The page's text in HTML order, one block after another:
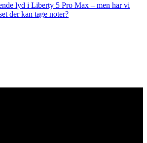
lyd i Liberty 5 Pro Max – men har vi
der kan tage noter?